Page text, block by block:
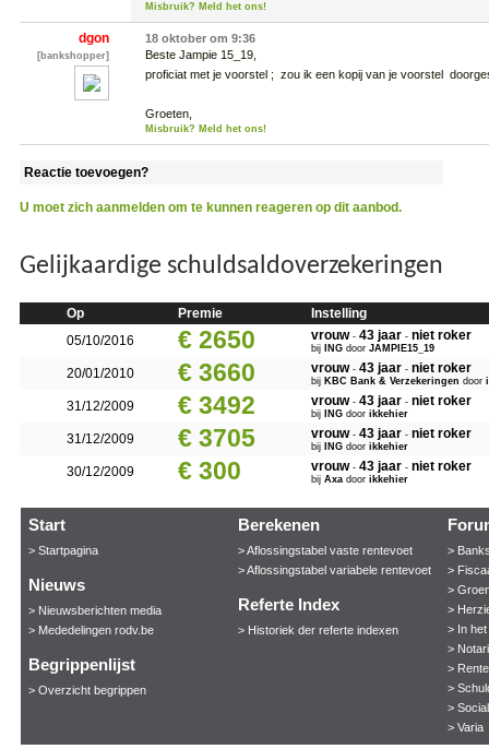
Misbruik? Meld het ons!
dgon
[bankshopper]
18 oktober om 9:36
Beste Jampie 15_19,
proficiat met je voorstel ;  zou ik een kopij van je voorstel
Groeten,
Misbruik? Meld het ons!
Reactie toevoegen?
U moet zich aanmelden om te kunnen reageren op dit aanbod.
Gelijkaardige schuldsaldoverzekeringen
Op Premie
Instelling
05/10/2016
€ 2650 vrouw-43 jaar - niet roker
bij ING doorJAMPIE15_19
20/01/2010 € 3660 vrouw-43 jaar - niet roker
bij KBC Bank & Verzekeringen door
31/12/2009 € 3492 vrouw-43 jaar - niet roker
bij ING doorikkehier
31/12/2009 € 3705 vrouw-43 jaar - niet roker
bij ING doorikkehier
30/12/2009 € 300 vrouw-43 jaar - niet roker
bijAxa doorikkehier
Start
> Startpagina
Nieuws
> Nieuwsberichten media
> Mededelingen rodv.be
Begrippenlijst
> Overzicht begrippen
Berekenen
> Aflossingstabel vaste rentevoet
> Aflossingstabel variabele rentevoet
Referte Index
> Historiek der referte indexen
>
>
>
>
> In
>
>
>
>
> Varia